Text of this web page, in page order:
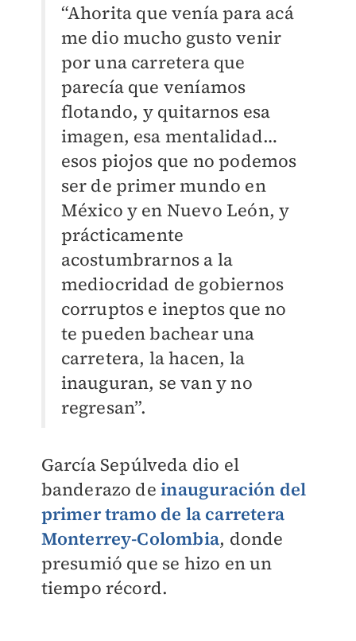
“Ahorita que venía para acá
me dio mucho gusto venir
por una carretera que
parecía que veníamos
flotando, y quitarnos esa
imagen, esa mentalidad…
esos piojos que no podemos
ser de primer mundo en
México y en Nuevo León, y
prácticamente
acostumbrarnos a la
mediocridad de gobiernos
corruptos e ineptos que no
te pueden bachear una
carretera, la hacen, la
inauguran, se van y no
regresan”.
García Sepúlveda dio el
banderazo deinauguración del
primer tramo de la carretera
Monterrey-Colombia, donde
presumió que se hizo en un
tiempo récord.